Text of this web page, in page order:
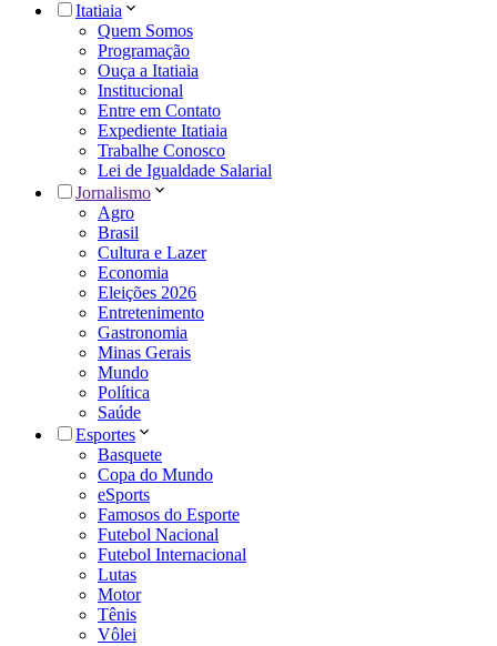
Itatiaia
Quem Somos
Programação
Ouça a Itatiaia
Institucional
Entre em Contato
Expediente Itatiaia
Trabalhe Conosco
Lei de Igualdade Salarial
Jornalismo
Agro
Brasil
Cultura e Lazer
Economia
Eleições 2026
Entretenimento
Gastronomia
Minas Gerais
Mundo
Política
Saúde
Esportes
Basquete
Copa do Mundo
eSports
Famosos do Esporte
Futebol Nacional
Futebol Internacional
Lutas
Motor
Tênis
Vôlei